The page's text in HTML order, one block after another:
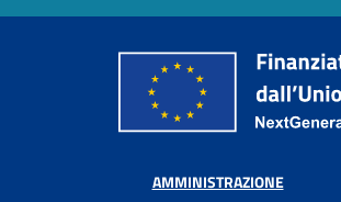
AMMINISTRAZIONE